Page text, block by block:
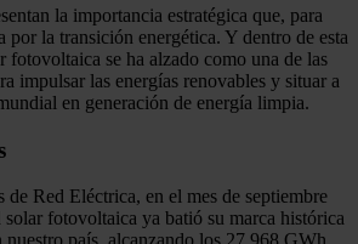
la importancia estratégica que, para
por la transición energética. Y dentro de esta
fotovoltaica se ha alzado como una de las
impulsar las energías renovables y situar a
en generación de energía limpia.
de Red Eléctrica, en el mes de septiembre
fotovoltaica ya batió su marca histórica